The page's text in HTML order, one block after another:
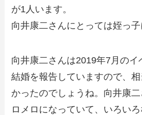
が1人います。
向井康二さんにとっては姪っ子
向井康二さんは2019年7月のイ
結婚を報告していますので、
かったのでしょうね。向井康
ロメロになっていて、いろい